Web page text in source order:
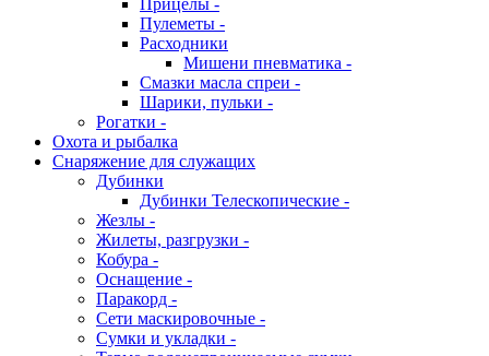
Прицелы -
Пулеметы -
Расходники
Мишени пневматика -
Смазки масла спреи -
Шарики, пульки -
Рогатки -
Охота и рыбалка
Снаряжение для служащих
Дубинки
Дубинки Телескопические -
Жезлы -
Жилеты, разгрузки -
Кобура -
Оснащение -
Паракорд -
Сети маскировочные -
Сумки и укладки -